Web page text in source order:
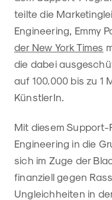
teilte die
Engineering, Emmy
der New York Times
die dabei
auf 100.000 bis zu 1
KünstlerIn.
Mit diesem Support-
Engineering in die
sich im Zuge der
finanziell gegen
Ungleichheiten in